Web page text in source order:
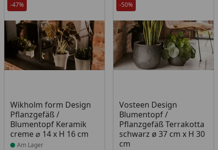
-47%
Wikholm form Design
Pflanzgefäß /
Blumentopf Keramik
creme ⌀ 14 x H 16 cm
Produkt am Lager
Am Lager
-50%
Vosteen Design
Blumentopf /
Pflanzgefäß Terrakotta
schwarz ø 37 cm x H 30
cm
Produkt am Lager